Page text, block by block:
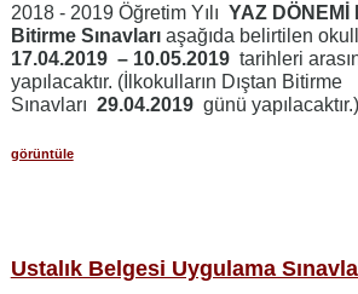
2018 - 2019 Öğretim Yılı YAZ DÖNEMİ
Bitirme Sınavlarıaşağıda belirtilen
17.04.2019 – 10.05.2019 tarihleri
yapılacaktır. (İlkokulların Dıştan Bitirme
Sınavları 29.04.2019 günü yapılacaktır.)
görüntüle
Ustalık Belgesi Uygulama